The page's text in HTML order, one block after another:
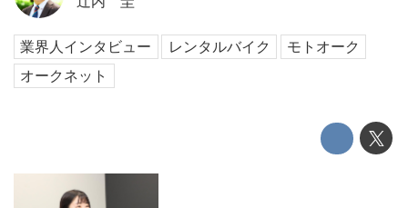
業界人インタビュー レンタルバイク
モトオーク
オークネット